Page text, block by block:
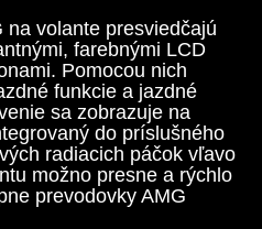
na volante presviedčajú
farebnými LCD
Pomocou nich
funkcie a jazdné
sa zobrazuje na
do príslušného
radiacich páčok vľavo
možno presne a rýchlo
prevodovky AMG